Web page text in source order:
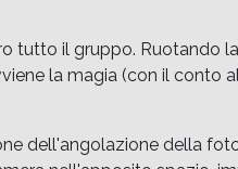
il gruppo. Ruotando
la magia (con il conto
dell'angolazione della